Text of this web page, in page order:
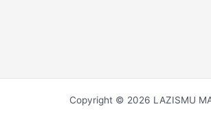
Copyright © 2026 LAZISMU